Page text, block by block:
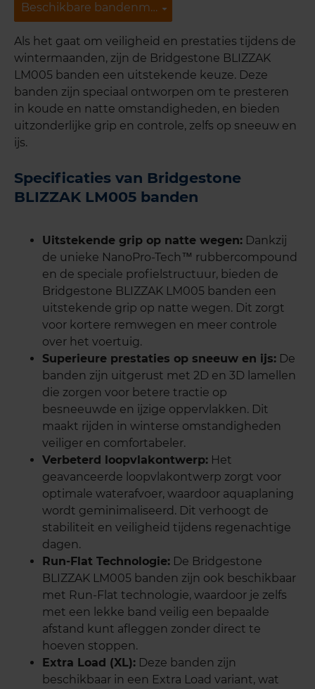
Beschikbare bandenmaten
Beschikbare bandenmaten
Als het gaat om veiligheid en prestaties tijdens de
wintermaanden, zijn de Bridgestone BLIZZAK
LM005 banden een uitstekende keuze. Deze
banden zijn speciaal ontworpen om te presteren
in koude en natte omstandigheden, en bieden
uitzonderlijke grip en controle, zelfs op sneeuw en
ijs.
Specificaties van Bridgestone
BLIZZAK LM005 banden
Uitstekende grip op natte wegen: Dankzij
de unieke NanoPro-Tech™ rubbercompound
en de speciale profielstructuur, bieden de
Bridgestone BLIZZAK LM005 banden een
uitstekende grip op natte wegen. Dit zorgt
voor kortere remwegen en meer controle
over het voertuig.
Superieure prestaties op sneeuw en ijs: De
banden zijn uitgerust met 2D en 3D lamellen
die zorgen voor betere tractie op
besneeuwde en ijzige oppervlakken. Dit
maakt rijden in winterse omstandigheden
veiliger en comfortabeler.
Verbeterd loopvlakontwerp: Het
geavanceerde loopvlakontwerp zorgt voor
optimale waterafvoer, waardoor aquaplaning
wordt geminimaliseerd. Dit verhoogt de
stabiliteit en veiligheid tijdens regenachtige
dagen.
Run-Flat Technologie: De Bridgestone
BLIZZAK LM005 banden zijn ook beschikbaar
met Run-Flat technologie, waardoor je zelfs
met een lekke band veilig een bepaalde
afstand kunt afleggen zonder direct te
hoeven stoppen.
Extra Load (XL): Deze banden zijn
beschikbaar in een Extra Load variant, wat